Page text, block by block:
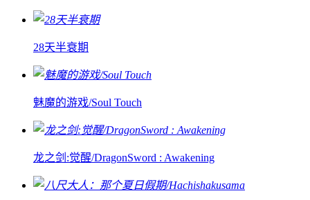
28天半衰期
魅魔的游戏/Soul Touch
龙之剑:觉醒/DragonSword : Awakening